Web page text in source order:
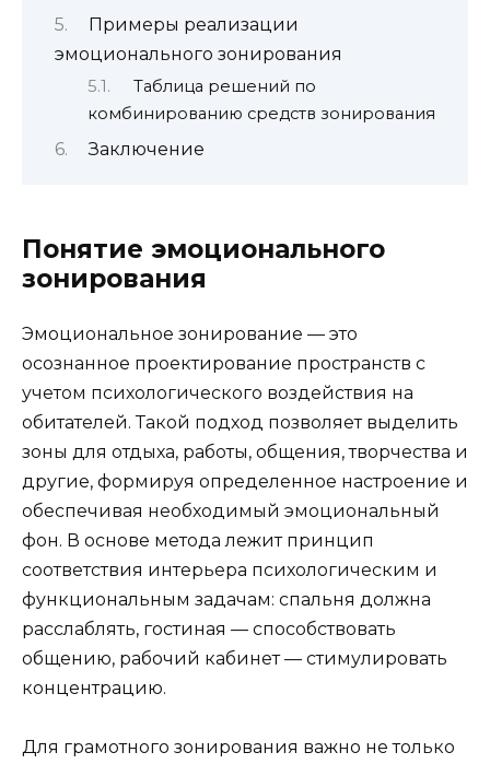
Примеры реализации
эмоционального зонирования
Таблица решений по
комбинированию средств зонирования
Заключение
Понятие эмоционального
зонирования
Эмоциональное зонирование — это
осознанное проектирование пространств с
учетом психологического воздействия на
обитателей. Такой подход позволяет выделить
зоны для отдыха, работы, общения, творчества и
другие, формируя определенное настроение и
обеспечивая необходимый эмоциональный
фон. В основе метода лежит принцип
соответствия интерьера психологическим и
функциональным задачам: спальня должна
расслаблять, гостиная — способствовать
общению, рабочий кабинет — стимулировать
концентрацию.
Для грамотного зонирования важно не только